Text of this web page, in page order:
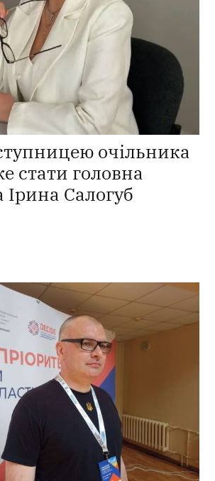
очільника
стати головна
Ірина Салогуб